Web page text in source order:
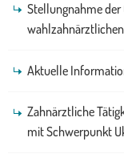
Stellungnahme
Aktuelle
Zahnärztliche
mit Schwerpunkt